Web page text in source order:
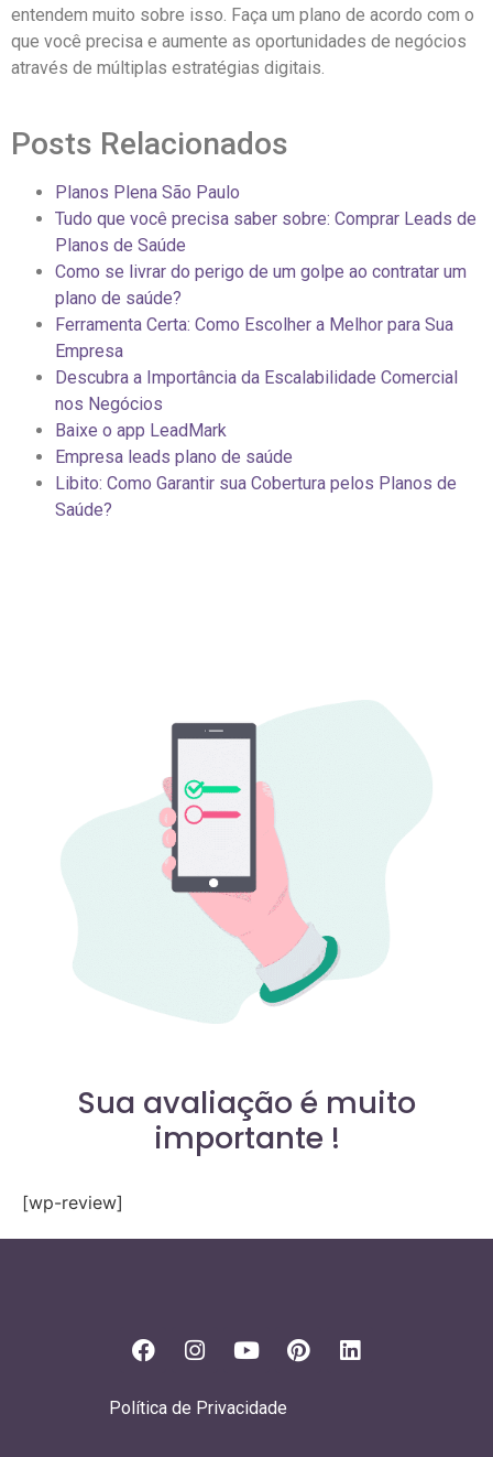
entendem muito sobre isso. Faça um plano de acordo com o
que você precisa e aumente as oportunidades de negócios
através de múltiplas estratégias digitais.
Posts Relacionados
Planos Plena São Paulo
Tudo que você precisa saber sobre: Comprar Leads de
Planos de Saúde
Como se livrar do perigo de um golpe ao contratar um
plano de saúde?
Ferramenta Certa: Como Escolher a Melhor para Sua
Empresa
Descubra a Importância da Escalabilidade Comercial
nos Negócios
Baixe o app LeadMark
Empresa leads plano de saúde
Libito: Como Garantir sua Cobertura pelos Planos de
Saúde?
Sua avaliação é muito
importante !
[wp-review]
Política de Privacidade